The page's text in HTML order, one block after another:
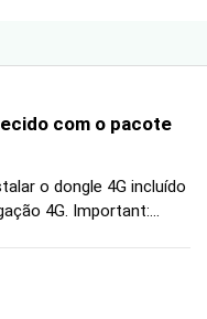
com o pacote
o dongle 4G incluído
4G. Important:...